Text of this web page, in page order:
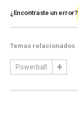
¿Encontraste un error?
Temas relacionados
Powerball